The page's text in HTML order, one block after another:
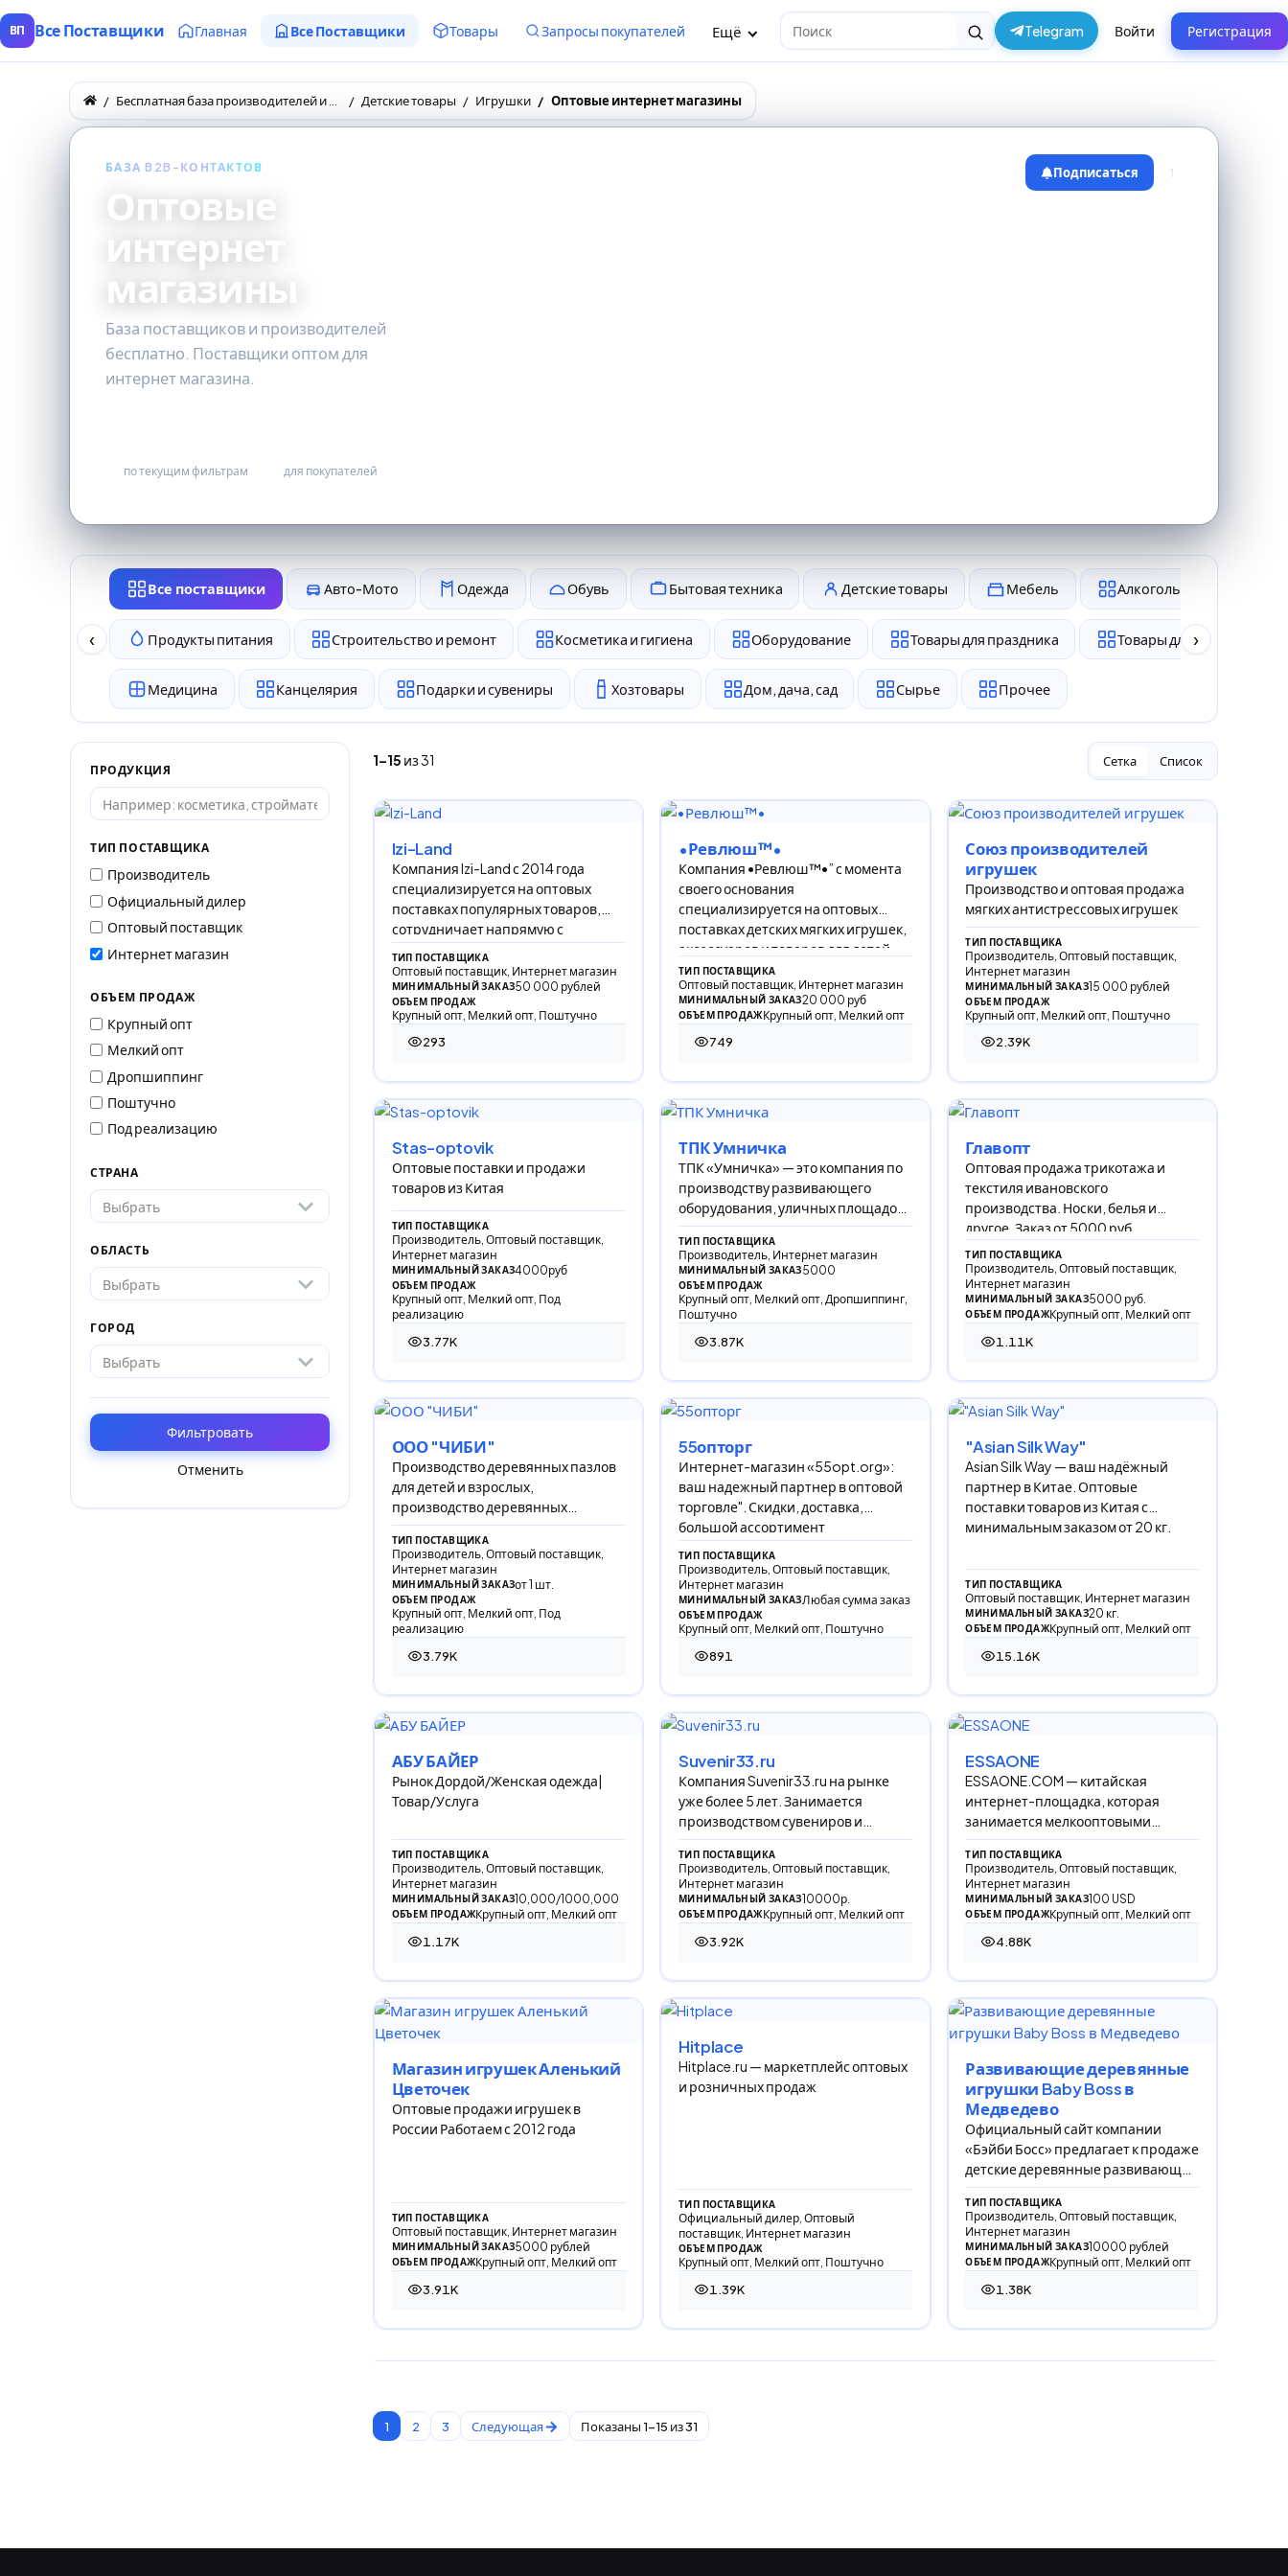
ВП Все Поставщики Главная Все Поставщики Товары Запросы покупателей Ещё Поиск Telegram Войти Регистрация
Детские товары Игрушки Оптовые интернет магазины
БАЗА B2B-КОНТАКТОВ
Оптовые
интернет
магазины
База поставщиков и производителей
бесплатно. Поставщики оптом для
интернет магазина.
по текущим фильтрам для покупателей
Подписаться 1
‹
Все поставщики Авто-Мото Одежда Обувь Бытовая техника Детские товары Мебель Алкоголь и табак
Продукты питания Строительство и ремонт Косметика и гигиена Оборудование Товары для праздника Товары для животных
Медицина Канцелярия Подарки и сувениры Хозтовары Дом, дача, сад Сырье Прочее
›
ПРОДУКЦИЯ
ТИП ПОСТАВЩИКА
Производитель
Официальный дилер
Оптовый поставщик
Интернет магазин
ОБЪЕМ ПРОДАЖ
Крупный опт
Мелкий опт
Дропшиппинг
Поштучно
Под реализацию
СТРАНА
Выбрать
ОБЛАСТЬ
Выбрать
ГОРОД
Выбрать
Фильтровать
Отменить
1–15 из 31 Сетка Список
Izi-Land
Компания Izi-Land с 2014 года
специализируется на оптовых
поставках популярных товаров,
сотрудничает напрямую с
производителями, обеспечивая
ТИП ПОСТАВЩИКА
Оптовый поставщик, Интернет магазин
МИНИМАЛЬНЫЙ ЗАКАЗ50 000 рублей
ОБЪЕМ ПРОДАЖ
Крупный опт, Мелкий опт, Поштучно
293
293 просмотра
•Ревлюш™•
Компания •Ревлюш™•” с момента
своего основания
специализируется на оптовых
поставках детских мягких игрушек,
аксессуаров и товаров для детей
ТИП ПОСТАВЩИКА
Оптовый поставщик, Интернет магазин
МИНИМАЛЬНЫЙ ЗАКАЗ20 000 руб
ОБЪЕМ ПРОДАЖКрупный опт, Мелкий опт
749
749 просмотров
Союз производителей
игрушек
Производство и оптовая продажа
мягких антистрессовых игрушек
ТИП ПОСТАВЩИКА
Производитель, Оптовый поставщик,
Интернет магазин
МИНИМАЛЬНЫЙ ЗАКАЗ15 000 рублей
ОБЪЕМ ПРОДАЖ
Крупный опт, Мелкий опт, Поштучно
2.39K
2 386 просмотров
Stas-optovik
Оптовые поставки и продажи
товаров из Китая
ТИП ПОСТАВЩИКА
Производитель, Оптовый поставщик,
Интернет магазин
МИНИМАЛЬНЫЙ ЗАКАЗ4000руб
ОБЪЕМ ПРОДАЖ
Крупный опт, Мелкий опт, Под
реализацию
3.77K
3 774 просмотра
ТПК Умничка
ТПК «Умничка» — это компания по
производству развивающего
оборудования, уличных площадок
и мебели для детских учреждений.
ТИП ПОСТАВЩИКА
Производитель, Интернет магазин
МИНИМАЛЬНЫЙ ЗАКАЗ5000
ОБЪЕМ ПРОДАЖ
Крупный опт, Мелкий опт, Дропшиппинг,
Поштучно
3.87K
3 872 просмотра
Главопт
Оптовая продажа трикотажа и
текстиля ивановского
производства. Носки, белья и
другое. Заказ от 5000 руб.
ТИП ПОСТАВЩИКА
Производитель, Оптовый поставщик,
Интернет магазин
МИНИМАЛЬНЫЙ ЗАКАЗ5000 руб.
ОБЪЕМ ПРОДАЖКрупный опт, Мелкий опт
1.11K
1 109 просмотров
ООО "ЧИБИ"
Производство деревянных пазлов
для детей и взрослых,
производство деревянных
копилок.
ТИП ПОСТАВЩИКА
Производитель, Оптовый поставщик,
Интернет магазин
МИНИМАЛЬНЫЙ ЗАКАЗот 1 шт.
ОБЪЕМ ПРОДАЖ
Крупный опт, Мелкий опт, Под
реализацию
3.79K
3 792 просмотра
55опторг
Интернет-магазин «55opt.org»:
ваш надежный партнер в оптовой
торговле". Скидки, доставка,
большой ассортимент
ТИП ПОСТАВЩИКА
Производитель, Оптовый поставщик,
Интернет магазин
МИНИМАЛЬНЫЙ ЗАКАЗЛюбая сумма заказ
ОБЪЕМ ПРОДАЖ
Крупный опт, Мелкий опт, Поштучно
891
891 просмотр
"Asian Silk Way"
Asian Silk Way — ваш надёжный
партнер в Китае. Оптовые
поставки товаров из Китая с
минимальным заказом от 20 кг.
ТИП ПОСТАВЩИКА
Оптовый поставщик, Интернет магазин
МИНИМАЛЬНЫЙ ЗАКАЗ20 кг.
ОБЪЕМ ПРОДАЖКрупный опт, Мелкий опт
15.16K
15 161 просмотр
АБУ БАЙЕР
Рынок Дордой/Женская одежда|
Товар/Услуга
ТИП ПОСТАВЩИКА
Производитель, Оптовый поставщик,
Интернет магазин
МИНИМАЛЬНЫЙ ЗАКАЗ10,000/1000,000
ОБЪЕМ ПРОДАЖКрупный опт, Мелкий опт
1.17K
1 169 просмотров
Suvenir33.ru
Компания Suvenir33.ru на рынке
уже более 5 лет. Занимается
производством сувениров и
детских игрушек из дерева.
ТИП ПОСТАВЩИКА
Производитель, Оптовый поставщик,
Интернет магазин
МИНИМАЛЬНЫЙ ЗАКАЗ10000р.
ОБЪЕМ ПРОДАЖКрупный опт, Мелкий опт
3.92K
3 920 просмотров
ESSAONE
ESSAONE.COM — китайская
интернет-площадка, которая
занимается мелкооптовыми
продажами игрушек и детских
товаров в Россию и СНГ.
ТИП ПОСТАВЩИКА
Производитель, Оптовый поставщик,
Интернет магазин
МИНИМАЛЬНЫЙ ЗАКАЗ100 USD
ОБЪЕМ ПРОДАЖКрупный опт, Мелкий опт
4.88K
4 881 просмотр
Магазин игрушек Аленький
Цветочек
Оптовые продажи игрушек в
России Работаем с 2012 года
ТИП ПОСТАВЩИКА
Оптовый поставщик, Интернет магазин
МИНИМАЛЬНЫЙ ЗАКАЗ5000 рублей
ОБЪЕМ ПРОДАЖКрупный опт, Мелкий опт
3.91K
3 910 просмотров
Hitplace
Hitplace.ru — маркетплейс оптовых
и розничных продаж
ТИП ПОСТАВЩИКА
Официальный дилер, Оптовый
поставщик, Интернет магазин
ОБЪЕМ ПРОДАЖ
Крупный опт, Мелкий опт, Поштучно
1.39K
1 393 просмотра
Развивающие деревянные
игрушки Baby Boss в
Медведево
Официальный сайт компании
«Бэйби Босс» предлагает к продаже
детские деревянные развивающие
игрушки: межполушарная доска,
лабиринты и бизибор
ТИП ПОСТАВЩИКА
Производитель, Оптовый поставщик,
Интернет магазин
МИНИМАЛЬНЫЙ ЗАКАЗ10000 рублей
ОБЪЕМ ПРОДАЖКрупный опт, Мелкий опт
1.38K
1 384 просмотра
1 2 3 Следующая Показаны 1-15 из 31